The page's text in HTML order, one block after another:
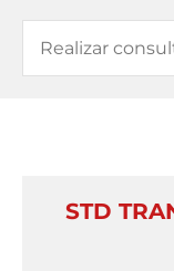
STD